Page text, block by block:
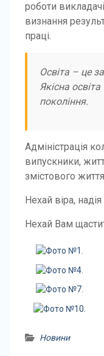
роботи
визнання
праці.
Освіта – це
Якісна
покоління.
Адміністрація
випускники,
змістового
Нехай віра,
Нехай Вам
Новини